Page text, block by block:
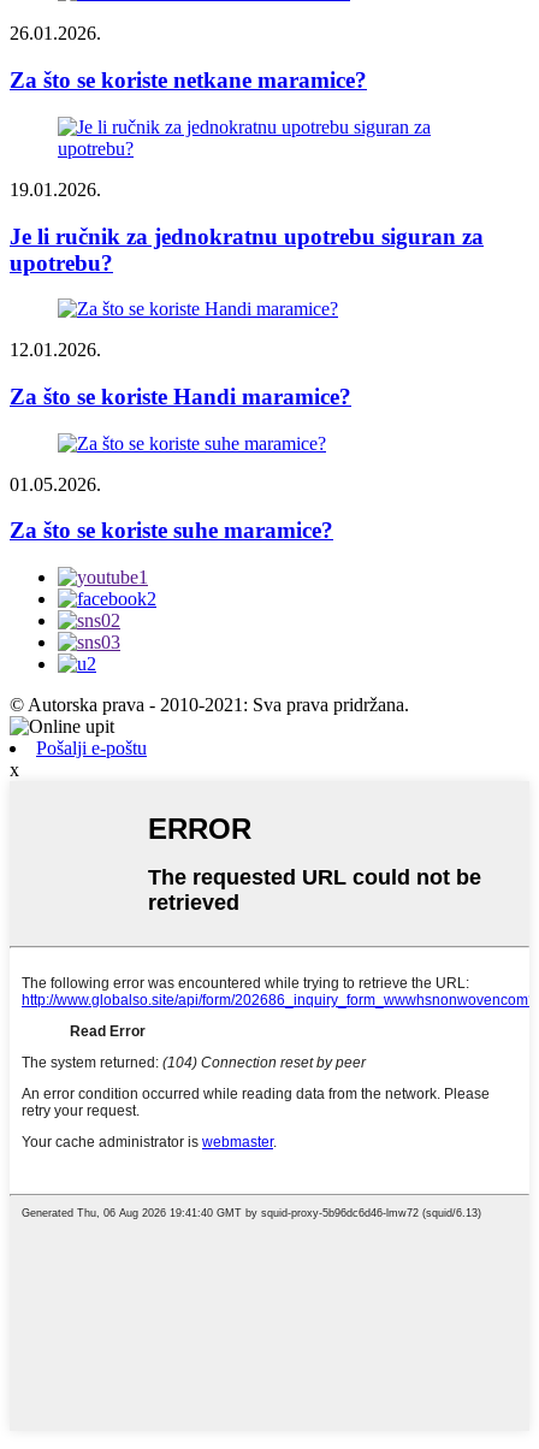
26.01.2026.
Za što se koriste netkane maramice?
19.01.2026.
Je li ručnik za jednokratnu upotrebu siguran za
upotrebu?
12.01.2026.
Za što se koriste Handi maramice?
01.05.2026.
Za što se koriste suhe maramice?
© Autorska prava - 2010-2021: Sva prava pridržana.
Pošalji e-poštu
x